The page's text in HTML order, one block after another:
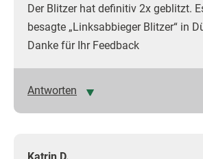
Der Blitzer hat definitiv 2x geblitzt.
besagte „Linksabbieger Blitzer“ in
Danke für Ihr Feedback
Antworten